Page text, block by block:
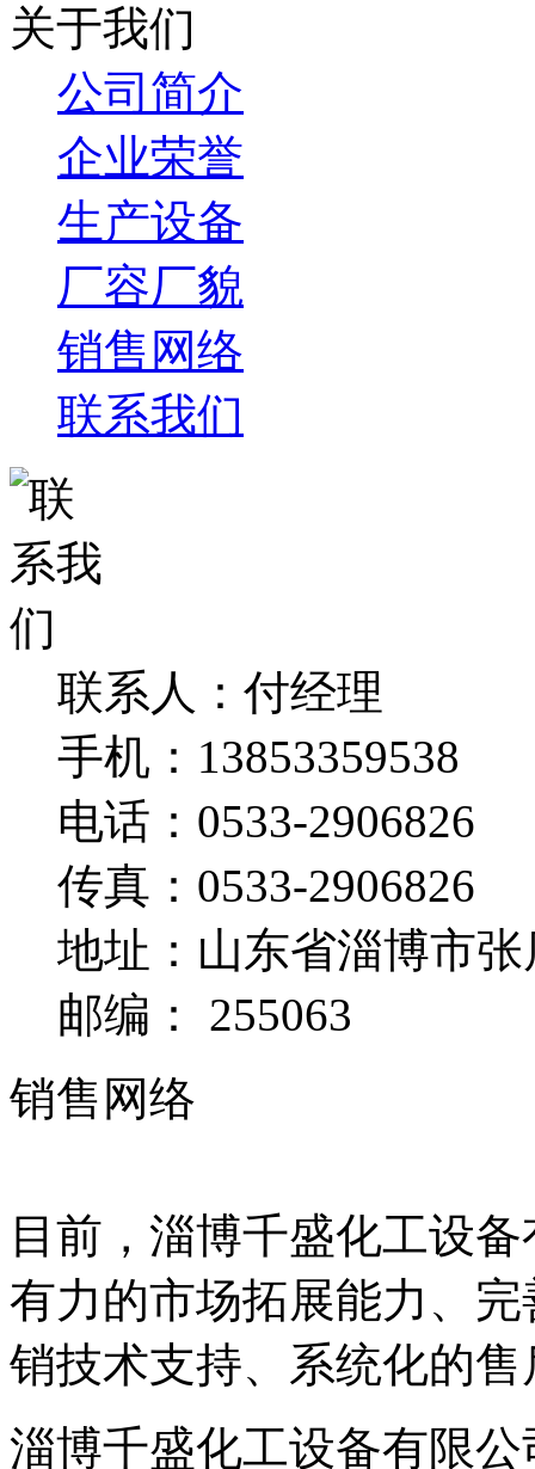
关于我们
公司简介
企业荣誉
生产设备
厂容厂貌
销售网络
联系我们
联系人：付经理
手机： 13853359538
电话： 0533-2906826
传真： 0533-2906826
地址：山东省淄博市
邮编： 255063
销售网络
目前，淄博千盛化工设
有力的市场拓展能力、
销技术支持、系统化的
淄博千盛化工设备有限